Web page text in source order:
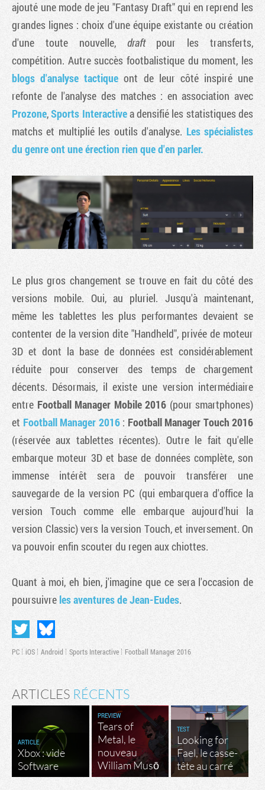
ajouté une mode de jeu "Fantasy Draft" qui en reprend les
grandes lignes : choix d'une équipe existante ou création
d'une toute nouvelle, draftpour les transferts,
compétition. Autre succès footbalistique du moment, les
blogs d'analyse tactique ont de leur côté inspiré une
refonte de l'analyse des matches : en association avec
Prozone,Sports Interactivea densifié les statistiques des
matchs et multiplié les outils d'analyse. Les spécialistes
du genre ont une érection rien que d'en parler.
Le plus gros changement se trouve en fait du côté des
versions mobile. Oui, au pluriel. Jusqu'à maintenant,
même les tablettes les plus performantes devaient se
contenter de la version dite "Handheld", privée de moteur
3D et dont la base de données est considérablement
réduite pour conserver des temps de chargement
décents. Désormais, il existe une version intermédiaire
entre Football Manager Mobile 2016 (pour smartphones)
et Football Manager 2016: Football Manager Touch 2016
(réservée aux tablettes récentes). Outre le fait qu'elle
embarque moteur 3D et base de données complète, son
immense intérêt sera de pouvoir transférer une
sauvegarde de la version PC (qui embarquera d'office la
version Touch comme elle embarque aujourd'hui la
version Classic) vers la version Touch, et inversement. On
va pouvoir enfin scouter du regen aux chiottes.
Quant à moi, eh bien, j'imagine que ce sera l'occasion de
poursuivre les aventures de Jean-Eudes.
PC iOS Android Sports Interactive Football Manager 2016
ARTICLES RÉCENTS
ARTICLE
Xbox : vide
Software
PREVIEW
Tears of
Metal, le
nouveau
William Musō
TEST
Looking for
Fael, le casse-
tête au carré